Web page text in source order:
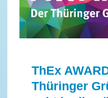
ThEx
Thüringer